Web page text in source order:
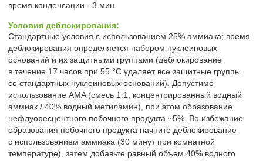
время конденсации - 3 мин
Условия деблокирования:
Стандартные условия с использованием 25% аммиака; время
деблокирования определяется набором нуклеиновых
оснований и их защитными группами (деблокирование
в течение 17 часов при 55 °С удаляет все защитные группы
со стандартных нуклеиновых оснований). Допустимо
использование AMA (смесь 1:1, концентрированный водный
аммиак / 40% водный метиламин), при этом образование
нефлуоресцентного побочного продукта ~5%. Во избежание
образования побочного продукта начните деблокирование
с использованием аммиака (30 минут при комнатной
температуре), затем добавьте равный объем 40% водного